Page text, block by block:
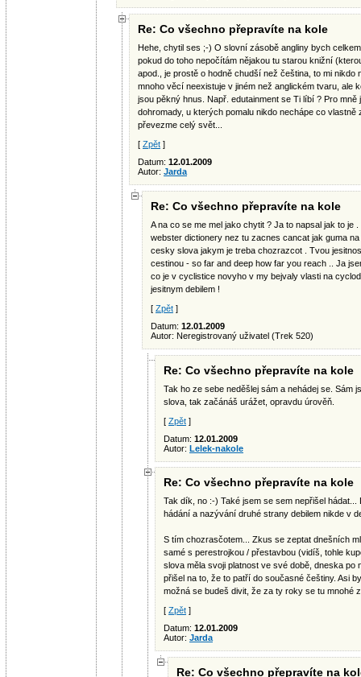
Re: Co všechno přepravíte na kole
Hehe, chytil ses ;-) O slovní zásobě angliny bych
pokud do toho nepočítám nějakou tu starou knižní
apod., je prostě o hodně chudší než čeština, to mi nikdo
mnoho věcí neexistuje v jiném než anglickém tvaru, ale
jsou pěkný hnus. Např. edutainment se Ti líbí ? Pro
dohromady, u kterých pomalu nikdo nechápe co vlastně
převezme celý svět...
[ Zpět ]
Datum: 12.01.2009
Autor: Jarda
Re: Co všechno přepravíte na kole
A na co se me mel jako chytit ? Ja to napsal jak to je
webster dictionery nez tu zacnes cancat jak guma
cesky slova jakym je treba chozrazcot . Tvou
cestinou - so far and deep how far you reach .. Ja
co je v cyclistice novyho v my bejvaly vlasti na
jesitnym debilem !
[ Zpět ]
Datum: 12.01.2009
Autor: Neregistrovaný uživatel (Trek 520)
Re: Co všechno přepravíte na kole
Tak ho ze sebe neděšlej sám a nehádej se. Sám
slova, tak začánáš urážet, opravdu úrověň.
[ Zpět ]
Datum: 12.01.2009
Autor: Lelek-nakole
Re: Co všechno přepravíte na kole
Tak dík, no :-) Také jsem se sem nepřišel
hádání a nazývání druhé strany debilem nikde v
S tím chozrasčotem... Zkus se zeptat dnešních
samé s perestrojkou / přestavbou (vidíš, tohle
slova měla svoji platnost ve své době, dneska po
přišel na to, že to patří do současné češtiny. Asi
možná se budeš divit, že za ty roky se tu mnohé
[ Zpět ]
Datum: 12.01.2009
Autor: Jarda
Re: Co všechno přepravíte na